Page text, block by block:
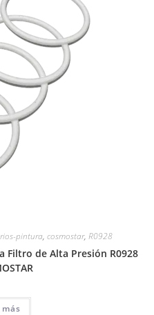
pintura, cosmostar, R0928
Filtro de Alta Presión R0928